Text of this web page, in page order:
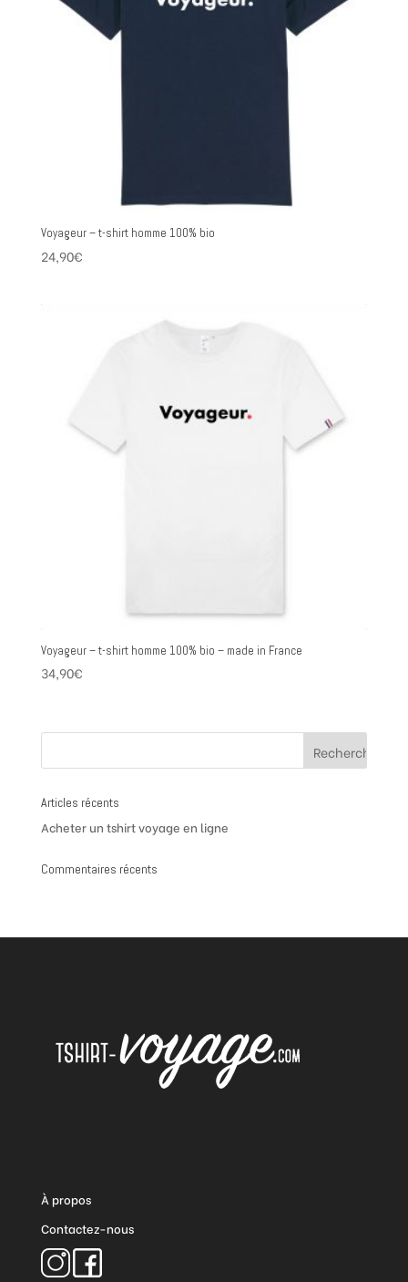
Voyageur – t-shirt homme 100% bio
24,90€
Voyageur – t-shirt homme 100% bio – made in France
34,90€
Articles récents
Acheter un tshirt voyage en ligne
Commentaires récents
À propos
Contactez-nous